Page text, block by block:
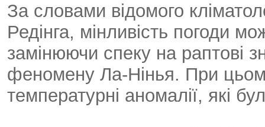
За словами відомого
Редінга, мінливість погоди
замінюючи спеку на раптові
феномену Ла-Нінья. При
температурні аномалії, які